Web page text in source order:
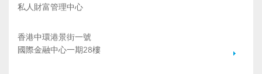
私人財富管理中心
香港中環港景街一號
國際金融中心一期28樓